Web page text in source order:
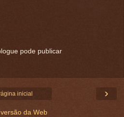
pode publicar
›
inicial
da Web